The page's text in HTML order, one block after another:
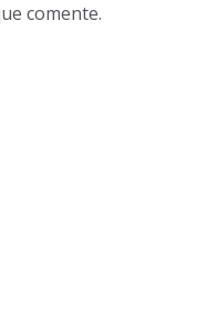
comente.